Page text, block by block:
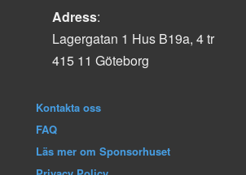
Adress:
Lagergatan 1 Hus B19a, 4 tr
415 11 Göteborg
Kontakta oss
FAQ
Läs mer om Sponsorhuset